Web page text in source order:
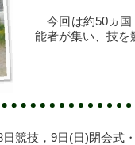
今回は約50ヵ国
能者が集い、技を
競技，9日(日)閉会式